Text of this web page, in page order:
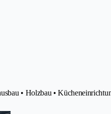
• Holzbau •